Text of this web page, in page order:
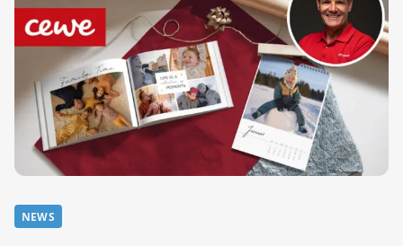
NEWS